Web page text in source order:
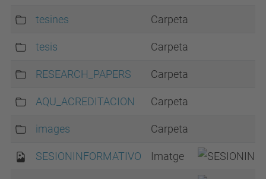
tesines Carpeta
tesis Carpeta
RESEARCH_PAPERS Carpeta
AQU_ACREDITACION Carpeta
images Carpeta
SESIONINFORMATIVO Imatge